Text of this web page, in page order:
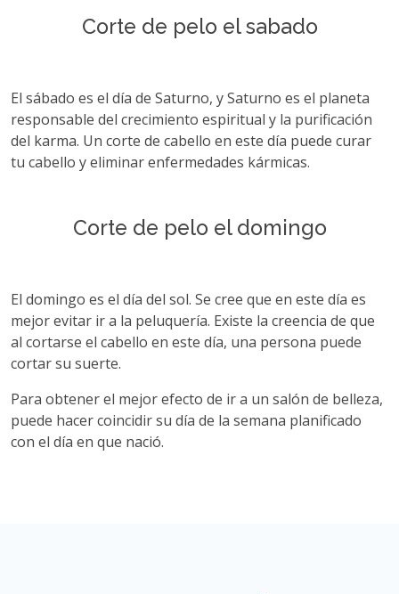
Сorte de pelo el sabado
El sábado es el día de Saturno, y Saturno es el planeta
responsable del crecimiento espiritual y la purificación
del karma. Un corte de cabello en este día puede curar
tu cabello y eliminar enfermedades kármicas.
Сorte de pelo el domingo
El domingo es el día del sol. Se cree que en este día es
mejor evitar ir a la peluquería. Existe la creencia de que
al cortarse el cabello en este día, una persona puede
cortar su suerte.
Para obtener el mejor efecto de ir a un salón de belleza,
puede hacer coincidir su día de la semana planificado
con el día en que nació.